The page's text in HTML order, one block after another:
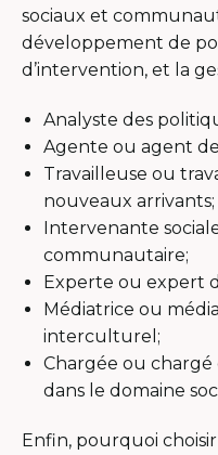
sociaux et
développement de
d’intervention, et la
Analyste des
Agente ou agent
Travailleuse ou
nouveaux arrivants;
Intervenante
communautaire;
Experte ou expert
Médiatrice ou
interculturel;
Chargée ou
dans le domaine
Enfin, pourquoi choisir